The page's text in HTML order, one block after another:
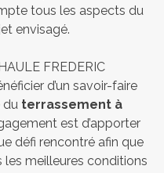
tous les aspects du
envisagé.
FREDERIC
d’un savoir-faire
du terrassement à
est d’apporter
défi rencontré afin que
meilleures conditions